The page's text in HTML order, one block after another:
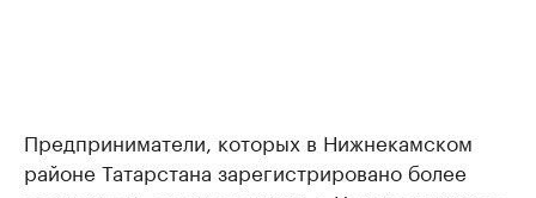
Предприниматели, которых в Нижнекамском
районе Татарстана зарегистрировано более